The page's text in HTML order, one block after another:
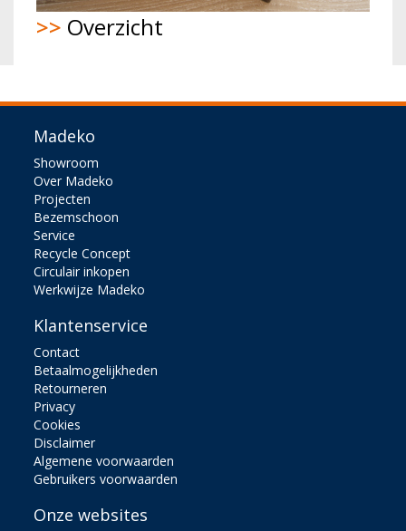
>> Overzicht
Madeko
Showroom
Over Madeko
Projecten
Bezemschoon
Service
Recycle Concept
Circulair inkopen
Werkwijze Madeko
Klantenservice
Contact
Betaalmogelijkheden
Retourneren
Privacy
Cookies
Disclaimer
Algemene voorwaarden
Gebruikers voorwaarden
Onze websites